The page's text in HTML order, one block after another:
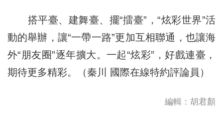
搭平臺、建舞臺、擺“擂臺”，“炫彩世界”活
動的舉辦，讓“一帶一路”更加互相聯通，也讓海
外“朋友圈”逐年擴大。一起“炫彩”，好戲連臺，
期待更多精彩。（秦川 國際在線特約評論員）
編輯：胡君顏